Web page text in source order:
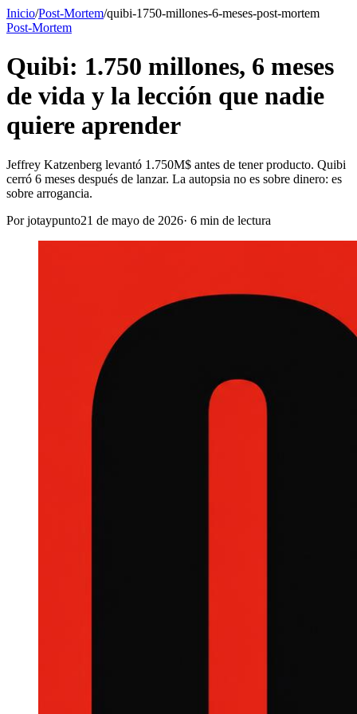
Inicio/Post-Mortem/quibi-1750-millones-6-meses-post-mortem
Post-Mortem
Quibi: 1.750 millones, 6 meses
de vida y la lección que nadie
quiere aprender
Jeffrey Katzenberg levantó 1.750M$ antes de tener producto. Quibi
cerró 6 meses después de lanzar. La autopsia no es sobre dinero: es
sobre arrogancia.
Porjotaypunto21 de mayo de 2026· 6 min de lectura